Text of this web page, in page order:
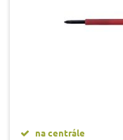
na centrále